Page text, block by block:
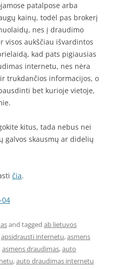
patalpose arba
kainų, todėl pas brokerį
nes į draudimo
visos aukščiau išvardintos
kad pats pigiausias
internetu, nes nėra
trukdančios informacijos, o
bet kurioje vietoje,
kitus, tada nebus nei
skausmų ar didelių
čia.
04
and tagged ab lietuvos
apsidrausti internetu,asmens
,asmens draudimas,auto
,auto draudimas internetu